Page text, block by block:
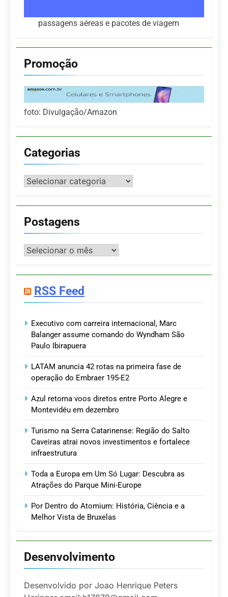
passagens aéreas e pacotes de viagem
Promoção
foto: Divulgação/Amazon
Categorias
Categorias
Postagens
Postagens
RSS Feed
Executivo com carreira internacional, Marc
Balanger assume comando do Wyndham São
Paulo Ibirapuera
LATAM anuncia 42 rotas na primeira fase de
operação do Embraer 195-E2
Azul retoma voos diretos entre Porto Alegre e
Montevidéu em dezembro
Turismo na Serra Catarinense: Região do Salto
Caveiras atrai novos investimentos e fortalece
infraestrutura
Toda a Europa em Um Só Lugar: Descubra as
Atrações do Parque Mini-Europe
Por Dentro do Atomium: História, Ciência e a
Melhor Vista de Bruxelas
Desenvolvimento
Desenvolvido por Joao Henrique Peters